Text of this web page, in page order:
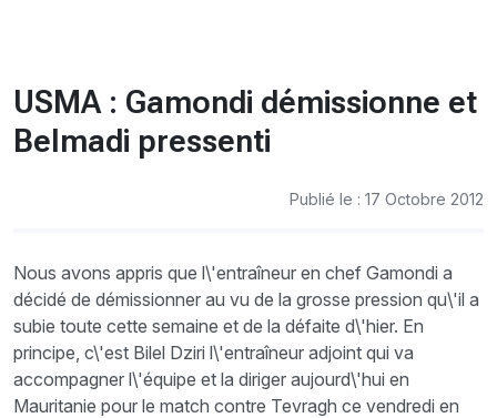
USMA : Gamondi démissionne et
Belmadi pressenti
Publié le : 17 Octobre 2012
Nous avons appris que l\'entraîneur en chef Gamondi a
décidé de démissionner au vu de la grosse pression qu\'il a
subie toute cette semaine et de la défaite d\'hier. En
principe, c\'est Bilel Dziri l\'entraîneur adjoint qui va
accompagner l\'équipe et la diriger aujourd\'hui en
Mauritanie pour le match contre Tevragh ce vendredi en